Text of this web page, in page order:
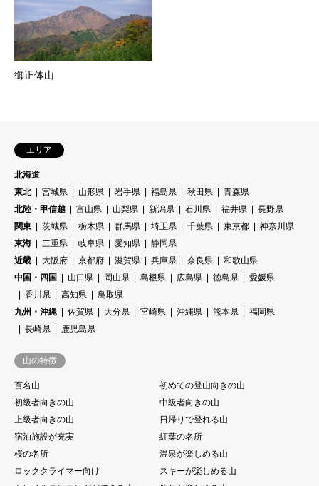
御正体山
エリア
北海道
東北
宮城県 山形県 岩手県 福島県 秋田県
青森県
北陸・甲信越
富山県 山梨県 新潟県 石川県 福井県
長野県
関東
茨城県 栃木県 群馬県 埼玉県 千葉県 東京都
神奈川県
東海
三重県 岐阜県 愛知県
静岡県
近畿
大阪府 京都府 滋賀県 兵庫県 奈良県
和歌山県
中国・四国
山口県 岡山県 島根県 広島県 徳島県
愛媛県
香川県
高知県
鳥取県
九州・沖縄
佐賀県 大分県 宮崎県 沖縄県 熊本県
福岡県
長崎県
鹿児島県
山の特徴
百名山
初めての登山向きの山
初級者向きの山
中級者向きの山
上級者向きの山
日帰りで登れる山
宿泊施設が充実
紅葉の名所
桜の名所
温泉が楽しめる山
ロッククライマー向け
スキーが楽しめる山